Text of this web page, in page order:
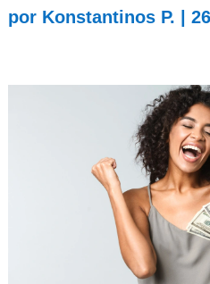
por Konstantinos P.